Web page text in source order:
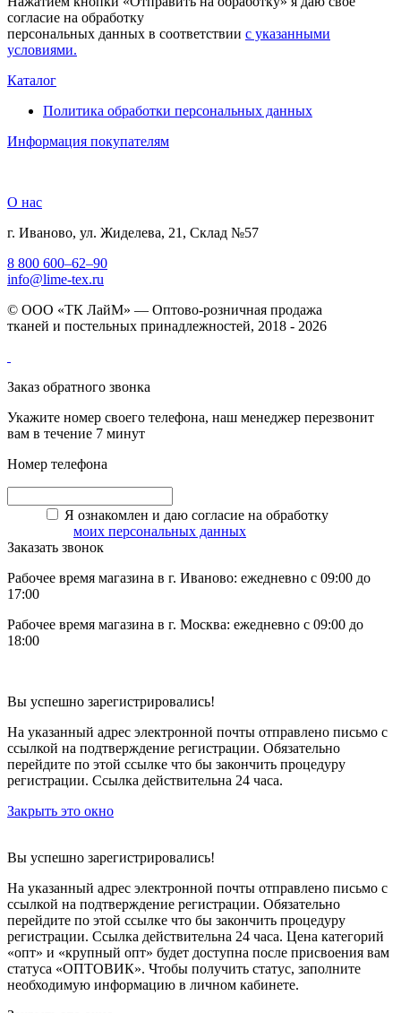
согласие на обработку
персональных данных в соответствии с указанными
условиями.
Каталог
Политика обработки персональных данных
Информация покупателям
О нас
г. Иваново, ул. Жиделева, 21, Склад №57
8 800 600–62–90
info@lime-tex.ru
© ООО «ТК ЛайМ» — Оптово-розничная продажа
тканей и постельных принадлежностей, 2018 - 2026
Заказ обратного звонка
Укажите номер своего телефона, наш менеджер перезвонит
вам в течение 7 минут
Номер телефона
Я ознакомлен и даю согласие на обработку
моих персональных данных
Заказать звонок
Рабочее время магазина в г. Иваново: ежедневно с 09:00 до
17:00
Рабочее время магазина в г. Москва: ежедневно с 09:00 до
18:00
Вы успешно зарегистрировались!
На указанный адрес электронной почты отправлено письмо с
ссылкой на подтверждение регистрации. Обязательно
перейдите по этой ссылке что бы закончить процедуру
регистрации. Ссылка действительна 24 часа.
Закрыть это окно
Вы успешно зарегистрировались!
На указанный адрес электронной почты отправлено письмо с
ссылкой на подтверждение регистрации. Обязательно
перейдите по этой ссылке что бы закончить процедуру
регистрации. Ссылка действительна 24 часа. Цена категорий
«опт» и «крупный опт» будет доступна после присвоения вам
статуса «ОПТОВИК». Чтобы получить статус, заполните
необходимую информацию в личном кабинете.